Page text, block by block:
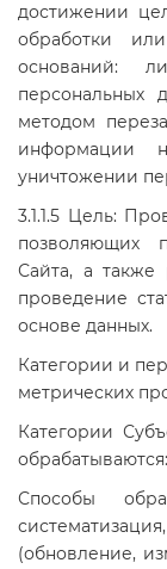
достижении
обработки
оснований:
персональных
методом
информации
уничтожении
3.1.1.5 Цель:
позволяющих
Сайта, а также
проведение
основе данных.
Категории и
метрических
Категории
Способы
(обновление,